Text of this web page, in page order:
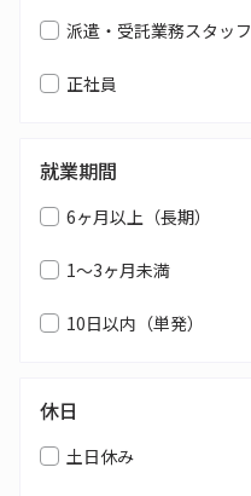
派遣・受託業務スタッフ
正社員
就業期間
6ヶ月以上（長期）
1～3ヶ月未満
10日以内（単発）
休日
土日休み